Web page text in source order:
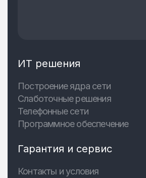
ИТ решения
Построение ядра сети
Слаботочные решения
Телефонные сети
Программное обеспечение
Гарантия и сервис
Контакты и условия